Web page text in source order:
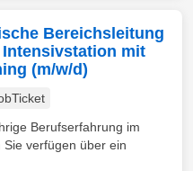
Bereichsleitung
mit
(m/w/d)
Berufserfahrung im
Sie verfügen über ein